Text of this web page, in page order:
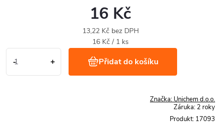
16 Kč
13,22 Kč bez DPH
Měrná
16 Kč / 1 ks
Přidat do košíku
Značka: Unichem d.o.o.
Záruka: 2 roky
Produkt: 17093